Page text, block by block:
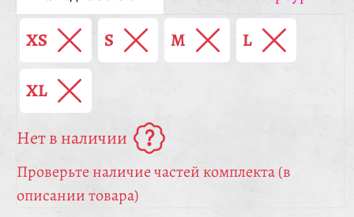
XS S M L
XL
Нет в наличии
Проверьте наличие частей комплекта (в
описании товара)